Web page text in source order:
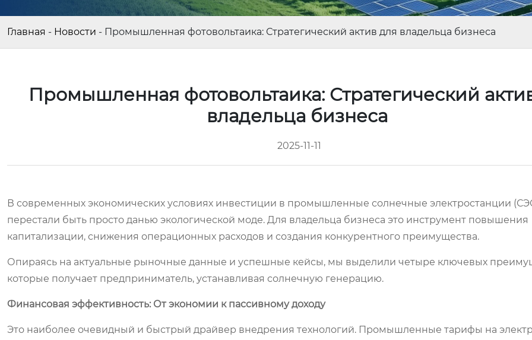
Главная - Новости - Промышленная фотовольтаика: Стратегический актив для владельца бизнеса
Промышленная фотовольтаика: Стратегический
владельца бизнеса
2025-11-11
В современных экономических условиях инвестиции в промышленные солнечные электростанции
перестали быть просто данью экологической моде. Для владельца бизнеса это инструмент повышения
капитализации, снижения операционных расходов и создания конкурентного преимущества.
Опираясь на актуальные рыночные данные и успешные кейсы, мы выделили четыре ключевых
которые получает предприниматель, устанавливая солнечную генерацию.
Финансовая эффективность: От экономии к пассивному доходу
Это наиболее очевидный и быстрый драйвер внедрения технологий. Промышленные тарифы на